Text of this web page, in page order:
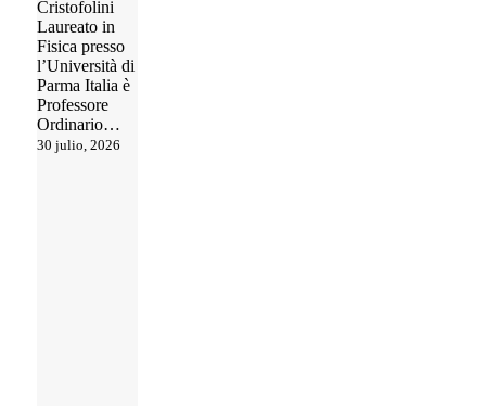
Cristofolini
Laureato in
Fisica presso
l’Università di
Parma Italia è
Professore
Ordinario…
30 julio, 2026